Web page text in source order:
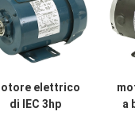
elettrico
di IEC 3hp
a